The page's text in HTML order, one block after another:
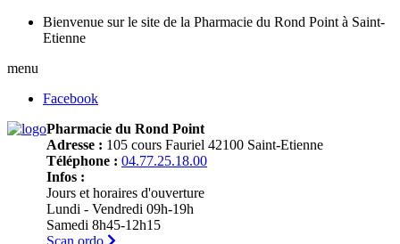
Bienvenue sur le site de la Pharmacie du Rond Point à Saint-
Etienne
menu
Facebook
Pharmacie du Rond Point
Adresse : 105 cours Fauriel 42100 Saint-Etienne
Téléphone : 04.77.25.18.00
Infos :
Jours et horaires d'ouverture
Lundi - Vendredi 09h-19h
Samedi 8h45-12h15
Scan ordo